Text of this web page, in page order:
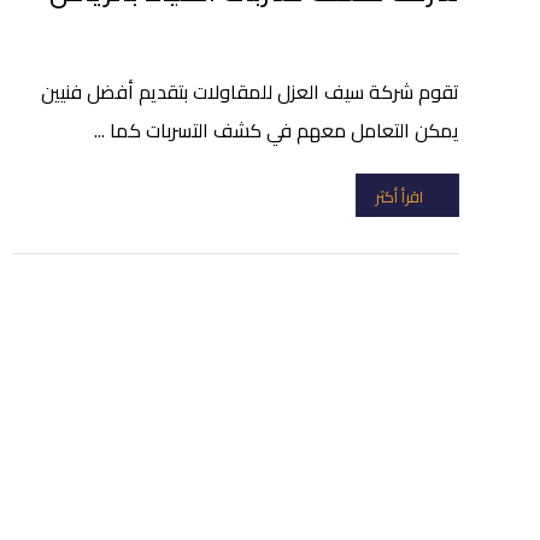
تقوم شركة سيف العزل للمقاولات بتقديم أفضل فنيين
يمكن التعامل معهم في كشف التسربات كما ...
اقرأ أكثر